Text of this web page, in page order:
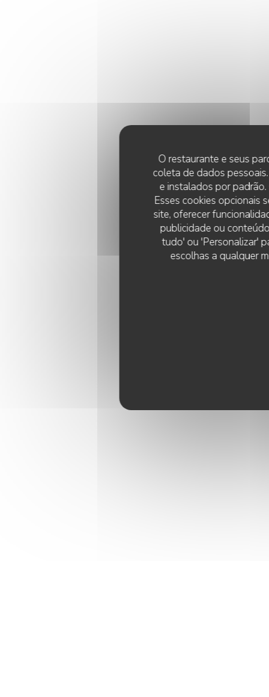
O restaurante e seus
coleta de dados
e instalados por
Esses cookies opcionais
site, oferecer
publicidade ou
tudo' ou 'Personalizar'
escolhas a qualquer